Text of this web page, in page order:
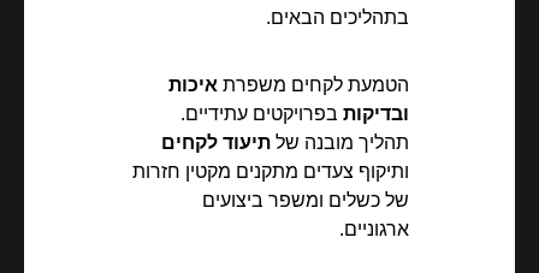
בתהליכים הבאים.
הטמעת לקחים משפרת איכות
ובדיקות בפרויקטים עתידיים.
תהליך מובנה של תיעוד לקחים
ותיקוף צעדים מתקנים מקטין חזרות
של כשלים ומשפר ביצועים
ארגוניים.